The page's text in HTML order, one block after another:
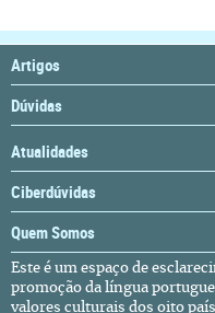
Artigos
Dúvidas
Atualidades
Ciberdúvidas
Quem Somos
Este é um espaço de
promoção da língua
valores culturais dos oito